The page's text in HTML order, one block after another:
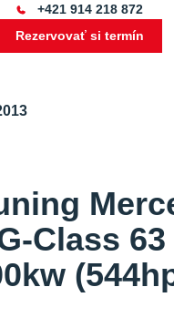
+421 914 218 872
Rezervovať si termín
Class 63